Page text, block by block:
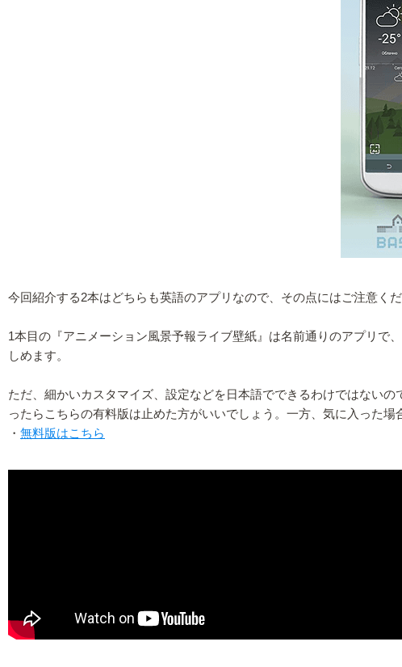
今回紹介する2本はどちらも英語のアプリなので、その点にはご注意くだ
1本目の『アニメーション風景予報ライブ壁紙』は名前通りのアプリで
しめます。
ただ、細かいカスタマイズ、設定などを日本語でできるわけではない
ったらこちらの有料版は止めた方がいいでしょう。一方、気に入った場
・ 無料版はこちら